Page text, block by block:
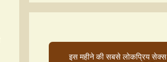
इस महीने की सबसे लोकप्रिय सेक्स